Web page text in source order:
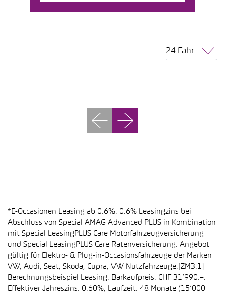
24 Fahrzeuge pro Seite
*E-Occasionen Leasing ab 0.6%: 0.6% Leasingzins bei
Abschluss von Special AMAG Advanced PLUS in Kombination
mit Special LeasingPLUS Care Motorfahrzeugversicherung
und Special LeasingPLUS Care Ratenversicherung. Angebot
gültig für Elektro- & Plug-in-Occasionsfahrzeuge der Marken
VW, Audi, Seat, Skoda, Cupra, VW Nutzfahrzeuge.[ZM3.1]
Berechnungsbeispiel Leasing: Barkaufpreis: CHF 31’990.–.
Effektiver Jahreszins: 0.60%, Laufzeit: 48 Monate (15’000